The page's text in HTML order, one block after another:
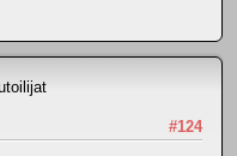
#124